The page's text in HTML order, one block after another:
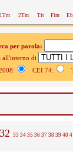
1Tm 2Tm Tit Flm
per parola:
all'interno di
CEI 74:
32 33 34 35 36 37 38 39 40